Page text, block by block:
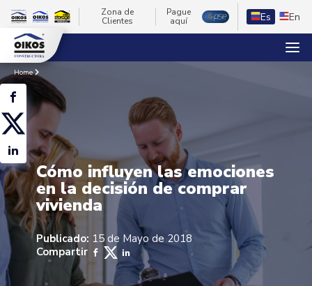
Zona de
Clientes
Pague
aquí
Es En
Home
Cómo influyen las emociones
en la decisión de comprar
vivienda
Publicado: 15 de Mayo de 2018
Compartir